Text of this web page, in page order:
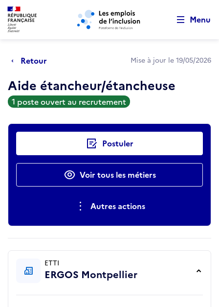
Aller au menu principal Aller au contenu principal
Menu
Retour Mise à jour le 19/05/2026
Aide étancheur/étancheuse
1 poste ouvert au recrutement
Actions rapides Postuler
Voir tous les métiers
Autres actions
ETTI
ERGOS Montpellier
Retour au début de la page
Panneau de gestion des cookies